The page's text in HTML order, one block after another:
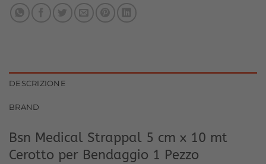
DESCRIZIONE
BRAND
Bsn Medical Strappal 5 cm x 10 mt
Cerotto per Bendaggio 1 Pezzo